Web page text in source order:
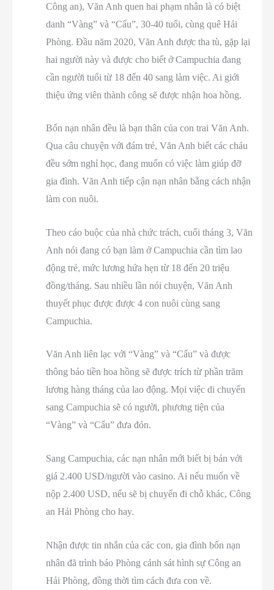
Công an), Văn Anh quen hai phạm nhân là có biệt
danh “Vàng” và “Cẩu”, 30-40 tuổi, cùng quê Hải
Phòng. Đầu năm 2020, Văn Anh được tha tù, gặp lại
hai người này và được cho biết ở Campuchia đang
cần người tuổi từ 18 đến 40 sang làm việc. Ai giới
thiệu ứng viên thành công sẽ được nhận hoa hồng.
Bốn nạn nhân đều là bạn thân của con trai Văn Anh.
Qua câu chuyện với đám trẻ, Văn Anh biết các cháu
đều sớm nghỉ học, đang muốn có việc làm giúp đỡ
gia đình. Văn Anh tiếp cận nạn nhân bằng cách nhận
làm con nuôi.
Theo cáo buộc của nhà chức trách, cuối tháng 3, Văn
Anh nói đang có bạn làm ở Campuchia cần tìm lao
động trẻ, mức lương hứa hẹn từ 18 đến 20 triệu
đồng/tháng. Sau nhiều lần nói chuyện, Văn Anh
thuyết phục được được 4 con nuôi cùng sang
Campuchia.
Văn Anh liên lạc với “Vàng” và “Cẩu” và được
thông báo tiền hoa hồng sẽ được trích từ phần trăm
lương hàng tháng của lao động. Mọi việc di chuyển
sang Campuchia sẽ có người, phương tiện của
“Vàng” và “Cẩu” đưa đón.
Sang Campuchia, các nạn nhân mới biết bị bán với
giá 2.400 USD/người vào casino. Ai nếu muốn về
nộp 2.400 USD, nếu sẽ bị chuyển đi chỗ khác, Công
an Hải Phòng cho hay.
Nhận được tin nhắn của các con, gia đình bốn nạn
nhân đã trình báo Phòng cảnh sát hình sự Công an
Hải Phòng, đồng thời tìm cách đưa con về.